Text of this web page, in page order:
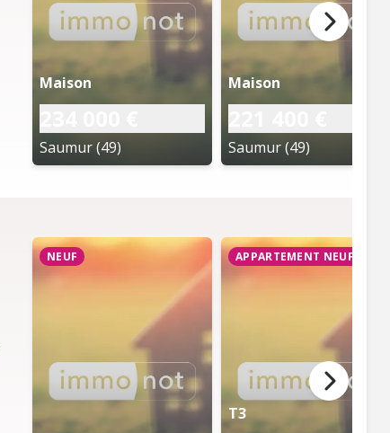
Maison
Saumur (49)
Maison
Saumur (49)
NEUF APPARTEMENT NEUF
T3